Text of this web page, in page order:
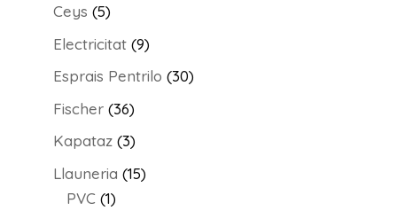
Ceys 55
productes
Electricitat 99
productes
Esprais Pentrilo 3030
Fischer 3636
productes
Kapataz 33
productes
Llauneria 1515
PVC 11